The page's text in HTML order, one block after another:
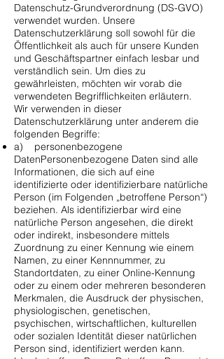
Datenschutz-Grundverordnung (DS-GVO)
verwendet wurden. Unsere
Datenschutzerklärung soll sowohl für die
Öffentlichkeit als auch für unsere Kunden
und Geschäftspartner einfach lesbar und
verständlich sein. Um dies zu
gewährleisten, möchten wir vorab die
verwendeten Begrifflichkeiten erläutern.
Wir verwenden in dieser
Datenschutzerklärung unter anderem die
folgenden Begriffe:
a) personenbezogene
DatenPersonenbezogene Daten sind alle
Informationen, die sich auf eine
identifizierte oder identifizierbare natürliche
Person (im Folgenden „betroffene Person“)
beziehen. Als identifizierbar wird eine
natürliche Person angesehen, die direkt
oder indirekt, insbesondere mittels
Zuordnung zu einer Kennung wie einem
Namen, zu einer Kennnummer, zu
Standortdaten, zu einer Online-Kennung
oder zu einem oder mehreren besonderen
Merkmalen, die Ausdruck der physischen,
physiologischen, genetischen,
psychischen, wirtschaftlichen, kulturellen
oder sozialen Identität dieser natürlichen
Person sind, identifiziert werden kann.